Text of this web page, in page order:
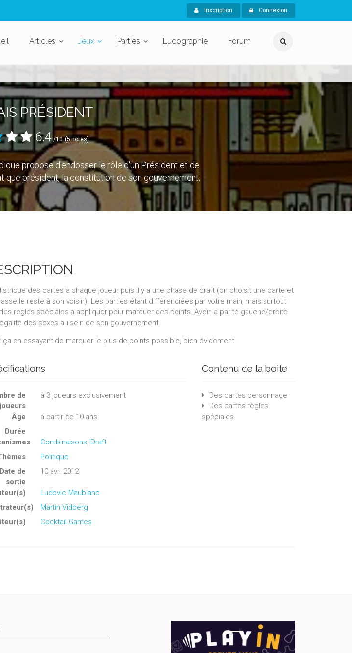
Inscription Connexion
Articles Jeux Parties Ludographie Forum
PRÉSIDENT
6.4 /10 (5 notes)
propose d'endosser le rôle d'un Président et de
président, la constitution de son gouvernement.
des cartes à chaque joueur puis il y a une phase de draft (on choisit une carte et
le reste à son voisin). Les parties étant différenciées par votre main, mais surtout
règles spéciales à appliquer pour marquer des points. Avoir la parité gauche/droite
des sexes au sein de son gouvernement.
ça en essayant de marquer le plus de points possible, bien évidement.
de
joueurs
à 3joueurs exclusivement
Âge
à partir de 10 ans
Durée
Combinaisons, Draft
Politique
Date de
sortie
10 avr. 2012
Ludovic Maublanc
Martin Vidberg
Cocktail Games
Contenu de la boite
Des cartes personnage
Des cartes règles
spéciales